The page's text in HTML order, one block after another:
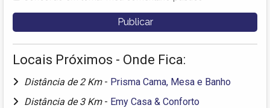
Locais Próximos - Onde Fica:
Distância de 2 Km - Prisma Cama, Mesa e Banho
Distância de 3 Km - Emy Casa & Conforto